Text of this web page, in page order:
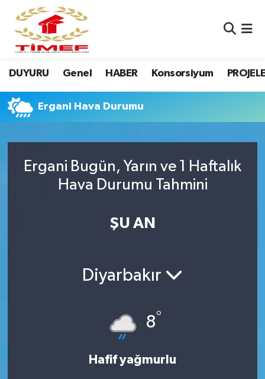
DUYURU Genel HABER Konsorsiyum
Ergani Hava Durumu
Ergani Bugün, Yarın ve 1 Haftalık
Hava Durumu Tahmini
ŞU AN
Diyarbakır
8°
Hafif yağmurlu
Anasayfa Kutu
Anasayfa Manşet
Canlı Yayın
Erasmus
Nöbetçi Eczaneler
Hava Durumu
Namaz Vakitleri
Süper Lig Puan Durumu ve Fikstür
Son Dakika Haberleri